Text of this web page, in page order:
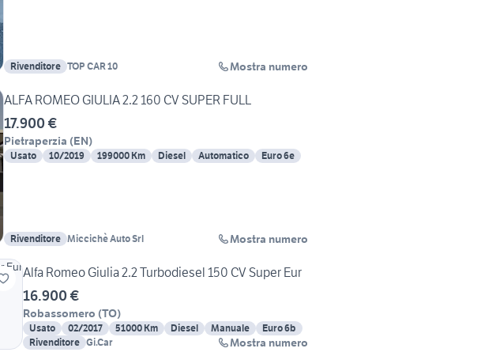
Rivenditore TOP CAR 10 Mostra numero
ALFA ROMEO GIULIA 2.2 160 CV SUPER FULL
17.900 €
Pietraperzia (EN)
Usato 10/2019 199000 Km Diesel Automatico Euro 6e
Rivenditore Miccichè Auto Srl Mostra numero
Alfa Romeo Giulia 2.2 Turbodiesel 150 CV Super Eur
16.900 €
Robassomero (TO)
Usato 02/2017 51000 Km Diesel Manuale
Euro 6b
Rivenditore Gi.Car Mostra numero